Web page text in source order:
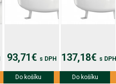
93,71€ s DPH
Viac info
Do košíku
137,18€ s
Viac info
Do košíku